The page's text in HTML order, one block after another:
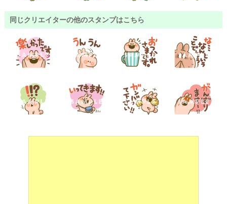
同じクリエイターの他のスタンプはこちら